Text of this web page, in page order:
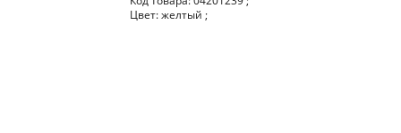
Цвет: желтый ;